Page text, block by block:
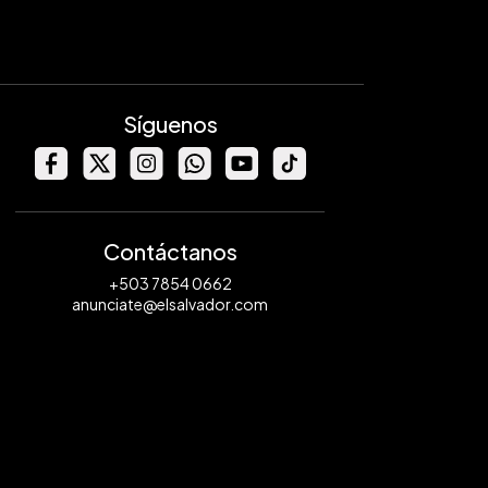
Síguenos
Contáctanos
+503 7854 0662
anunciate@elsalvador.com